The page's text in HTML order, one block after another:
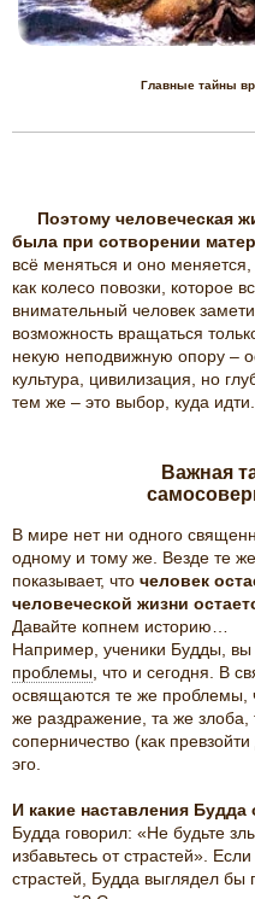
Главные тайны
Поэтому человеческая
была при сотворении
всё меняться и оно меняется,
как колесо повозки, которое
внимательный человек
возможность вращаться
некую неподвижную опору –
культура, цивилизация, но
тем же – это выбор, куда
Важная
В мире нет ни одного
одному и тому же. Везде те
показывает, что человек
человеческой жизни
Давайте копнем историю…
Например, ученики Будды, вы
проблемы , что и сегодня. В
освящаются те же проблемы,
же раздражение, та же злоба,
соперничество (как
эго.
И какие наставления
Будда говорил: «Не будьте
избавьтесь от страстей».
страстей, Будда выглядел